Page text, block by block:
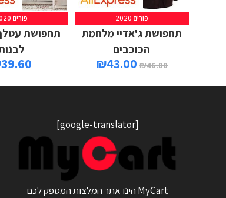
פורים 2020
תחפושת ג'אדיי מלחמת
הכוכבים
₪46.80
₪43.00
פורים 2020
תחפושת
39.60
[google-translator]
MyCart הינו אתר המלצות המספק לכם